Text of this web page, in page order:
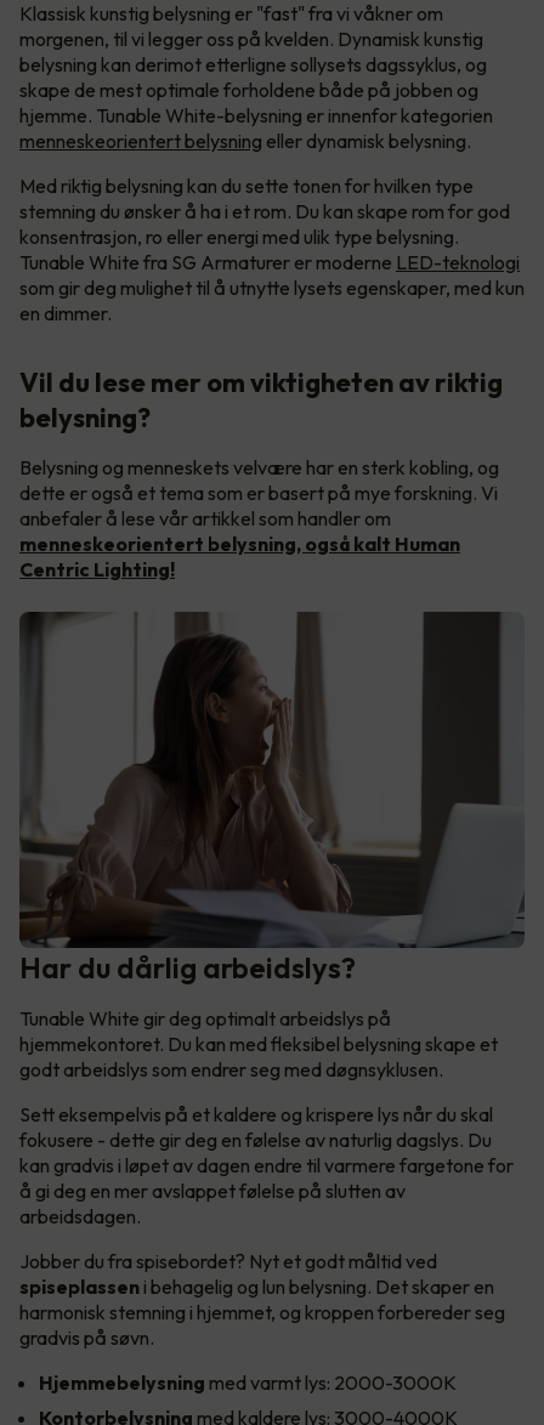
Klassisk kunstig belysning er "fast" fra vi våkner om
morgenen, til vi legger oss på kvelden. Dynamisk kunstig
belysning kan derimot etterligne sollysets dagssyklus, og
skape de mest optimale forholdene både på jobben og
hjemme. Tunable White-belysning er innenfor kategorien
menneskeorientert belysning eller dynamisk belysning.
Med riktig belysning kan du sette tonen for hvilken type
stemning du ønsker å ha i et rom. Du kan skape rom for god
konsentrasjon, ro eller energi med ulik type belysning.
Tunable White fra SG Armaturer er moderne LED-teknologi
som gir deg mulighet til å utnytte lysets egenskaper, med kun
en dimmer.
Vil du lese mer om viktigheten av riktig
belysning?
Belysning og menneskets velvære har en sterk kobling, og
dette er også et tema som er basert på mye forskning. Vi
anbefaler å lese vår artikkel som handler om
menneskeorientert belysning, også kalt Human
Centric Lighting!
Har du dårlig arbeidslys?
Tunable White gir deg optimalt arbeidslys på
hjemmekontoret. Du kan med fleksibel belysning skape et
godt arbeidslys som endrer seg med døgnsyklusen.
Sett eksempelvis på et kaldere og krispere lys når du skal
fokusere - dette gir deg en følelse av naturlig dagslys. Du
kan gradvis i løpet av dagen endre til varmere fargetone for
å gi deg en mer avslappet følelse på slutten av
arbeidsdagen.
Jobber du fra spisebordet? Nyt et godt måltid ved
spiseplassen i behagelig og lun belysning. Det skaper en
harmonisk stemning i hjemmet, og kroppen forbereder seg
gradvis på søvn.
Hjemmebelysning med varmt lys: 2000-3000K
Kontorbelysning med kaldere lys: 3000-4000K